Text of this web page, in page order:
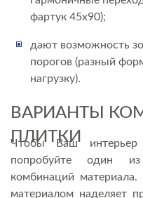
фартук 45х90);
дают возможность
порогов (разный
нагрузку).
ВАРИАНТЫ
ПЛИТКИ
Чтобы Ваш интерьер
попробуйте один
комбинаций
материалом наделяет